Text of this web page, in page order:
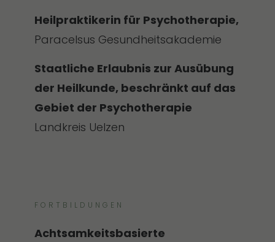
Heilpraktikerin für Psychotherapie,
Paracelsus Gesundheitsakademie
Staatliche Erlaubnis zur Ausübung
der Heilkunde, beschränkt auf das
Gebiet der Psychotherapie
Landkreis Uelzen
FORTBILDUNGEN
Achtsamkeitsbasierte